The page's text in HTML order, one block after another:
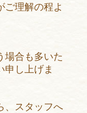
ご理解の程よ
場合も多いた
申し上げま
、スタッフへ